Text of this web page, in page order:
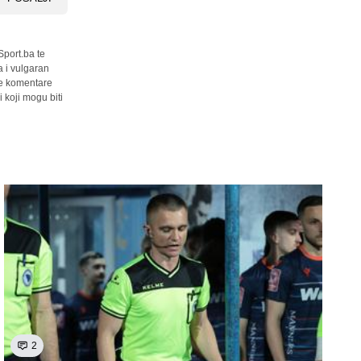
te
i vulgaran
komentare
koji mogu biti
2